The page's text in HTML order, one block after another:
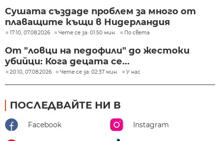
Сушата създаде проблем за много от
плаващите къщи в Нидерландия
17:10, 07.08.2026 Чете се за: 01:50 мин. По света
От "ловци на педофили" до жестоки
убийци: Кога децата се...
20:10, 07.08.2026 Чете се за: 02:37 мин. У нас
ПОСЛЕДВАЙТЕ НИ В
Facebook Instagram